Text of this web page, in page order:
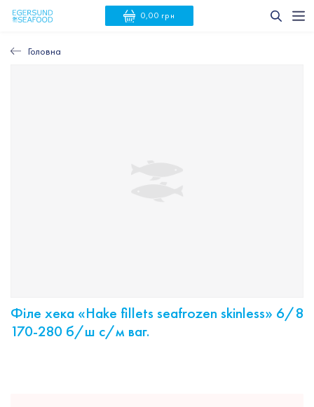
0,00 грн
Головна
Філе хека «Hake fillets seafrozen skinless» 6/8
170-280 б/ш с/м ваг.